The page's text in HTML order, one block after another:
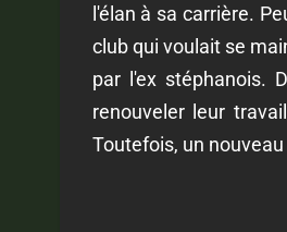
l'élan à sa carrière.
club qui voulait se
par l'ex stéphanois.
renouveler leur
Toutefois, un